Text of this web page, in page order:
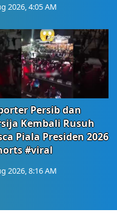
2026, 4:05 AM
Persib dan
Kembali Rusuh
Piala Presiden 2026
#viral
2026, 8:16 AM